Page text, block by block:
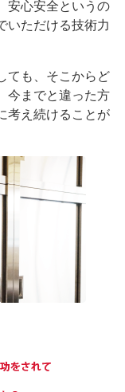
安心安全というの
いただける技術力
ても、そこからど
今までと違った方
考え続けることが